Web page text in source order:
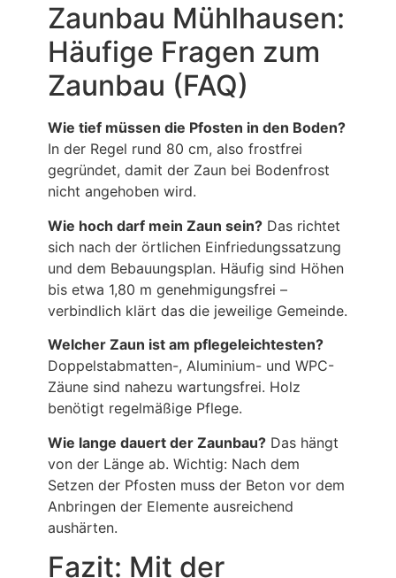
Zaunbau Mühlhausen:
Häufige Fragen zum
Zaunbau (FAQ)
Wie tief müssen die Pfosten in den Boden?
In der Regel rund 80 cm, also frostfrei
gegründet, damit der Zaun bei Bodenfrost
nicht angehoben wird.
Wie hoch darf mein Zaun sein? Das richtet
sich nach der örtlichen Einfriedungssatzung
und dem Bebauungsplan. Häufig sind Höhen
bis etwa 1,80 m genehmigungsfrei –
verbindlich klärt das die jeweilige Gemeinde.
Welcher Zaun ist am pflegeleichtesten?
Doppelstabmatten-, Aluminium- und WPC-
Zäune sind nahezu wartungsfrei. Holz
benötigt regelmäßige Pflege.
Wie lange dauert der Zaunbau? Das hängt
von der Länge ab. Wichtig: Nach dem
Setzen der Pfosten muss der Beton vor dem
Anbringen der Elemente ausreichend
aushärten.
Fazit: Mit der